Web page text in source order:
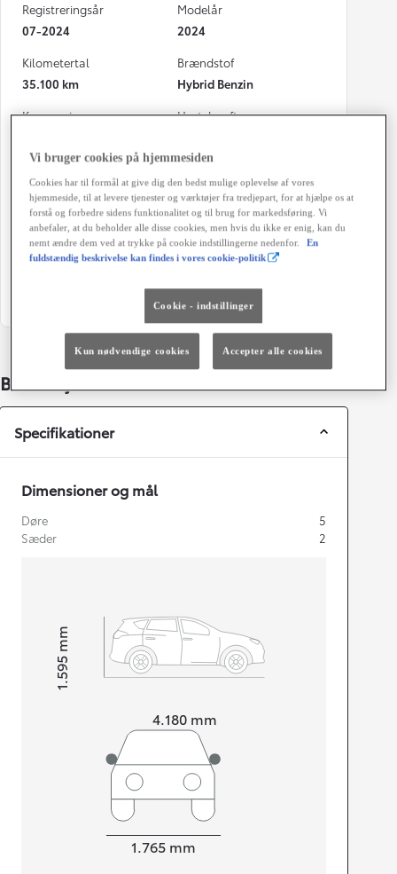
Registreringsår
07-2024
Modelår
2024
Kilometertal
35.100 km
Brændstof
Hybrid Benzin
Karosseri
Hestekræfter
Co2 (blandet kørsel)
103 g/km
Automatisk gearkasse
Døre
Farve
Shimmering Silver
Bildetaljer
Specifikationer
Dimensioner og mål
Døre
5
Sæder
2
4.180 mm
Højt1.595
mm
1.765 mm
Vi bruger cookies på hjemmesiden
Cookies har til formål at give dig den bedst mulige oplevelse af vores
hjemmeside, til at levere tjenester og værktøjer fra tredjepart, for at hjælpe os at
forstå og forbedre sidens funktionalitet og til brug for markedsføring. Vi
anbefaler, at du beholder alle disse cookies, men hvis du ikke er enig, kan du
nemt ændre dem ved at trykke på cookie indstillingerne nedenfor.
En
fuldstændig beskrivelse kan findes i vores cookie-politik
Cookie - indstillinger
Kun nødvendige cookies Accepter alle cookies